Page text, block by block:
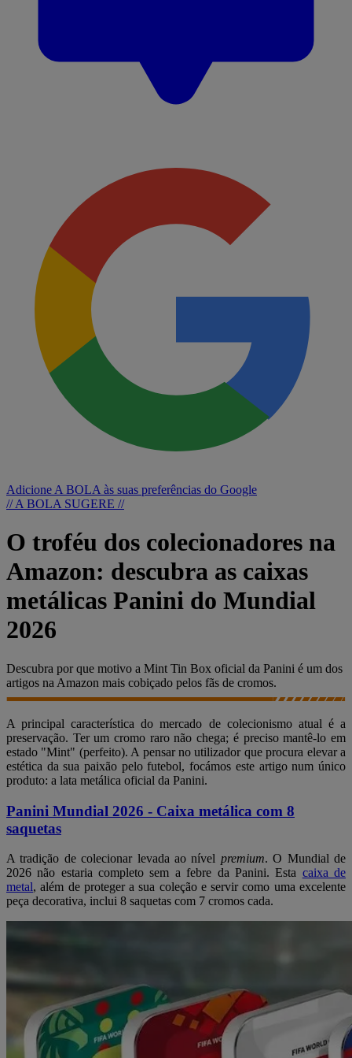
Adicione A BOLA às suas preferências do Google
// A BOLA SUGERE //
O troféu dos colecionadores na
Amazon: descubra as caixas
metálicas Panini do Mundial
2026
Descubra por que motivo a Mint Tin Box oficial da Panini é um dos
artigos na Amazon mais cobiçado pelos fãs de cromos.
A principal característica do mercado de colecionismo atual é a
preservação. Ter um cromo raro não chega; é preciso mantê-lo em
estado "Mint" (perfeito). A pensar no utilizador que procura elevar a
estética da sua paixão pelo futebol, focámos este artigo num único
produto: a lata metálica oficial da Panini.
Panini Mundial 2026 - Caixa metálica com 8
saquetas
A tradição de colecionar levada ao nível premium. O Mundial de
2026 não estaria completo sem a febre da Panini. Esta caixa de
metal, além de proteger a sua coleção e servir como uma excelente
peça decorativa, inclui 8 saquetas com 7 cromos cada.